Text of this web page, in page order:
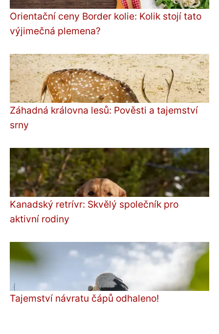
Orientační ceny Border kolie: Kolik stojí tato
výjimečná plemena?
Záhadná královna lesů: Pověsti a tajemství
srny
Kanadský retrívr: Skvělý společník pro
aktivní rodiny
Tajemství návratu čápů odhaleno!